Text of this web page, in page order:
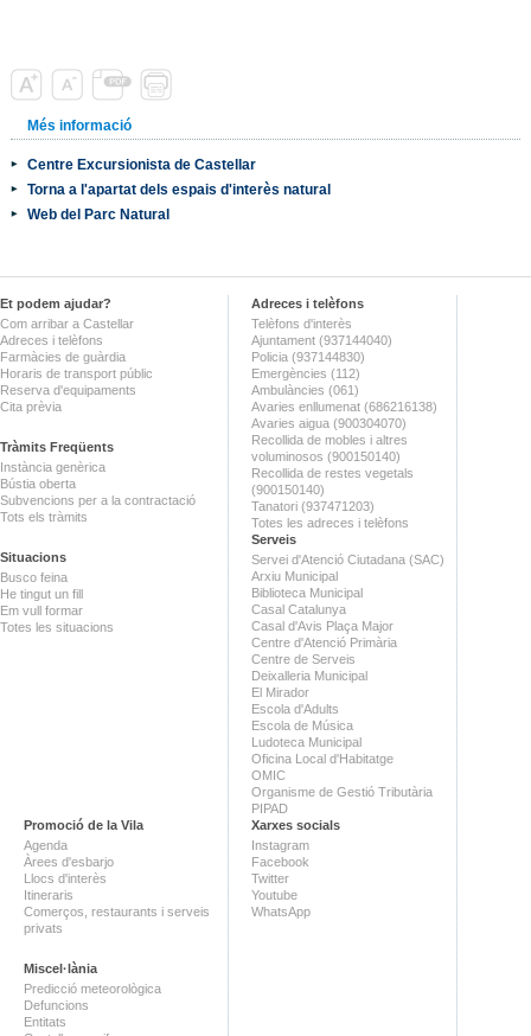
Més informació
Centre Excursionista de Castellar
Torna a l'apartat dels espais d'interès natural
Web del Parc Natural
Et podem ajudar?
Com arribar a Castellar
Adreces i telèfons
Farmàcies de guàrdia
Horaris de transport públic
Reserva d'equipaments
Cita prèvia
Tràmits Freqüents
Instància genèrica
Bústia oberta
Subvencions per a la contractació
Tots els tràmits
Situacions
Busco feina
He tingut un fill
Em vull formar
Totes les situacions
Adreces i telèfons
Telèfons d'interès
Ajuntament (937144040)
Policia (937144830)
Emergències (112)
Ambulàncies (061)
Avaries enllumenat (686216138)
Avaries aigua (900304070)
Recollida de mobles i altres
voluminosos (900150140)
Recollida de restes vegetals
(900150140)
Tanatori (937471203)
Totes les adreces i telèfons
Serveis
Servei d'Atenció Ciutadana (SAC)
Arxiu Municipal
Biblioteca Municipal
Casal Catalunya
Casal d'Avis Plaça Major
Centre d'Atenció Primària
Centre de Serveis
Deixalleria Municipal
El Mirador
Escola d'Adults
Escola de Música
Ludoteca Municipal
Oficina Local d'Habitatge
OMIC
Organisme de Gestió Tributària
PIPAD
Promoció de la Vila
Agenda
Àrees d'esbarjo
Llocs d'interès
Itineraris
Comerços, restaurants i serveis
privats
Miscel·lània
Predicció meteorològica
Defuncions
Entitats
Xarxes socials
Instagram
Facebook
Twitter
Youtube
WhatsApp